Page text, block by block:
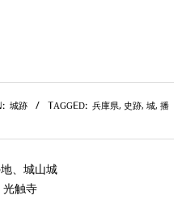
城跡 TAGGED: 兵庫県, 史跡, 城, 播
、城山城
光触寺